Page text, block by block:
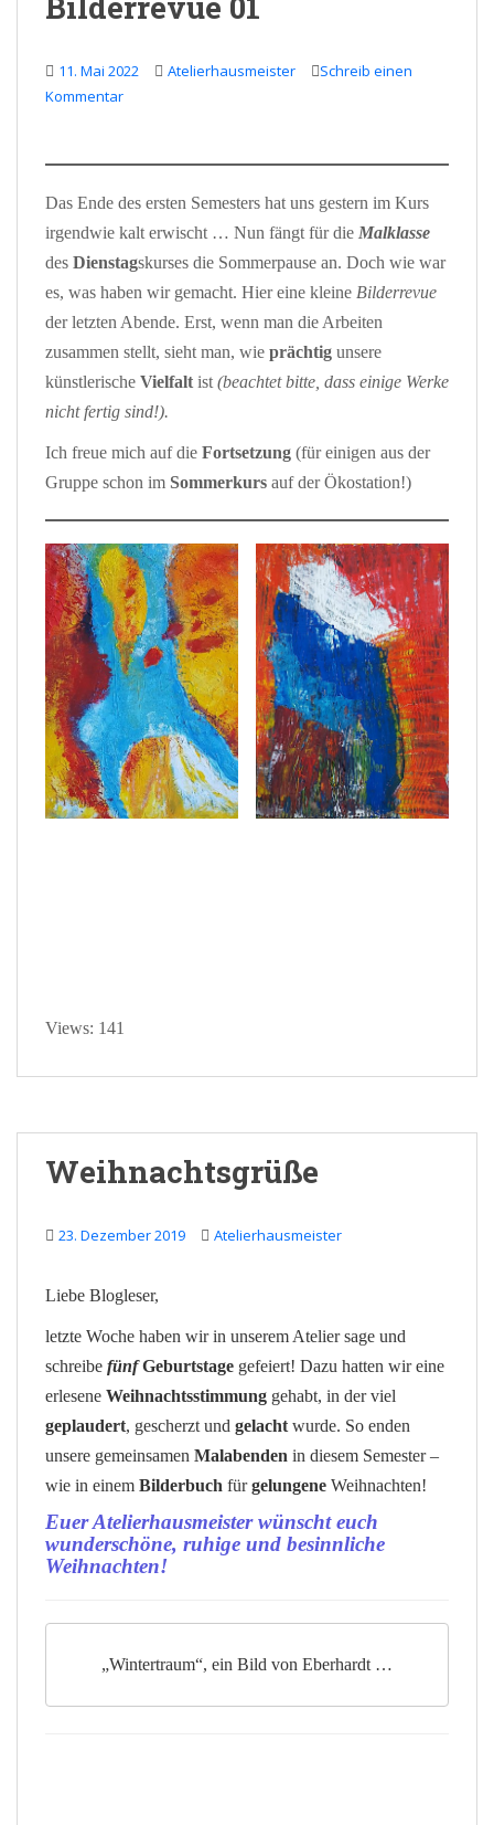
11. Mai 2022 Atelierhausmeister
Schreib einen
Kommentar
Das Ende des ersten Semesters hat uns gestern im Kurs
irgendwie kalt erwischt … Nun fängt für die Malklasse
des Dienstagskurses die Sommerpause an. Doch wie war
es, was haben wir gemacht. Hier eine kleine Bilderrevue
der letzten Abende. Erst, wenn man die Arbeiten
zusammen stellt, sieht man, wie prächtig unsere
künstlerische Vielfalt ist (beachtet bitte, dass einige Werke
nicht fertig sind!).
Ich freue mich auf die Fortsetzung (für einigen aus der
Gruppe schon im Sommerkurs auf der Ökostation!)
Views: 141
Weihnachtsgrüße
23. Dezember 2019 Atelierhausmeister
Liebe Blogleser,
letzte Woche haben wir in unserem Atelier sage und
schreibe fünf Geburtstage gefeiert! Dazu hatten wir eine
erlesene Weihnachtsstimmung gehabt, in der viel
geplaudert, gescherzt und gelacht wurde. So enden
unsere gemeinsamen Malabenden in diesem Semester –
wie in einem Bilderbuch fürgelungene Weihnachten!
Euer Atelierhausmeister wünscht euch
wunderschöne, ruhige und besinnliche
Weihnachten!
„Wintertraum“, ein Bild von Eberhardt …